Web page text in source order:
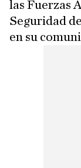
las Fuerzas
Seguridad
en su